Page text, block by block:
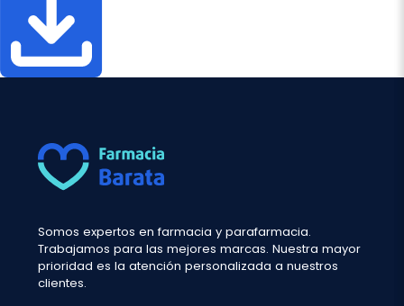
Somos expertos en farmacia y parafarmacia.
Trabajamos para las mejores marcas. Nuestra mayor
prioridad es la atención personalizada a nuestros
clientes.